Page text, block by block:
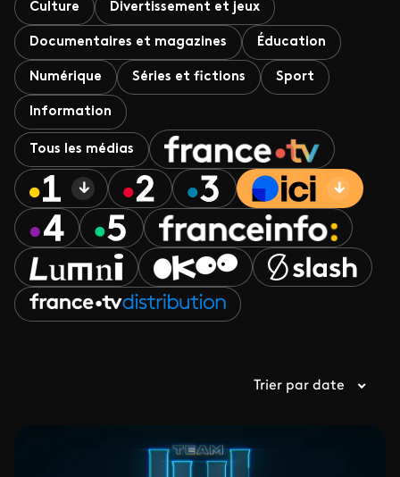
Culture Divertissement et jeux
Documentaires et magazines Éducation
Numérique Séries et fictions Sport
Information
Tous les médias
Trier par date